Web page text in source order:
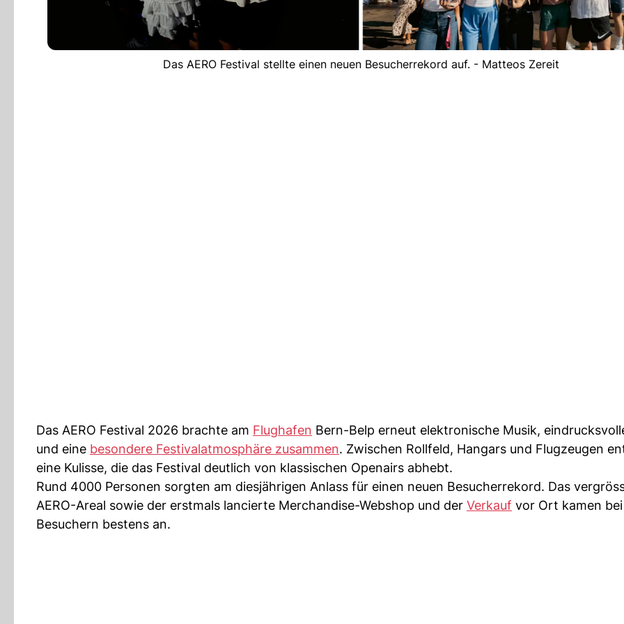
Das AERO Festival stellte einen neuen Besucherrekord auf. - Matteos Zereit
Das AERO Festival 2026 brachte am Flughafen Bern-Belp erneut elektronische Musik,
und eine besondere Festivalatmosphäre zusammen. Zwischen Rollfeld, Hangars und Flugzeugen
eine Kulisse, die das Festival deutlich von klassischen Openairs abhebt.
Rund 4000 Personen sorgten am diesjährigen Anlass für einen neuen Besucherrekord. Das
AERO-Areal sowie der erstmals lancierte Merchandise-Webshop und der Verkauf vor Ort kamen
Besuchern bestens an.